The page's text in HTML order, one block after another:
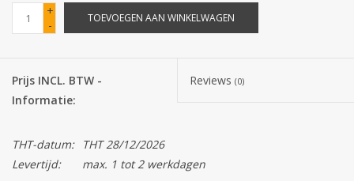
Sinterklaassnoep
Paasgeschenken
Merken
+
-
TOEVOEGEN AAN WINKELWAGEN
Prijs INCL. BTW -
Informatie:
Reviews (0)
THT-datum:
THT 28/12/2026
Levertijd:
max. 1 tot 2 werkdagen